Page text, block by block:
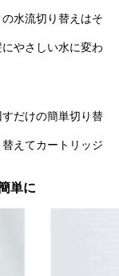
水流切り替えはそ
やさしい水に変わ
だけの簡単切り替
えてカートリッジ
単に